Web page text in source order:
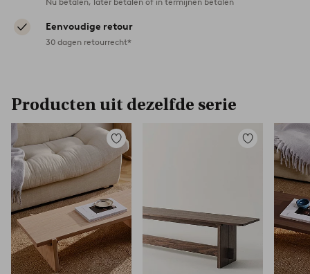
Eenvoudige retour
30 dagen retourrecht*
Producten uit dezelfde serie
Toevoegen
aan
favorieten
Toevoegen
favorieten